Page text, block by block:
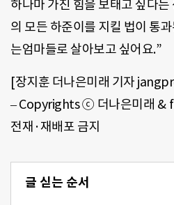
하나마 가진 힘을 보태고 싶다
의 모든 하준이를 지킬 법이 통
는엄마들로 살아보고 싶어요.”
[장지훈 더나은미래 기자
– Copyrights ⓒ 더나은미래 &
전재·재배포 금지
글 싣는 순서